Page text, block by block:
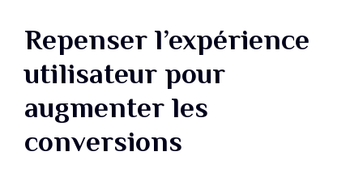
Repenser l’expérience
utilisateur pour
augmenter les
conversions